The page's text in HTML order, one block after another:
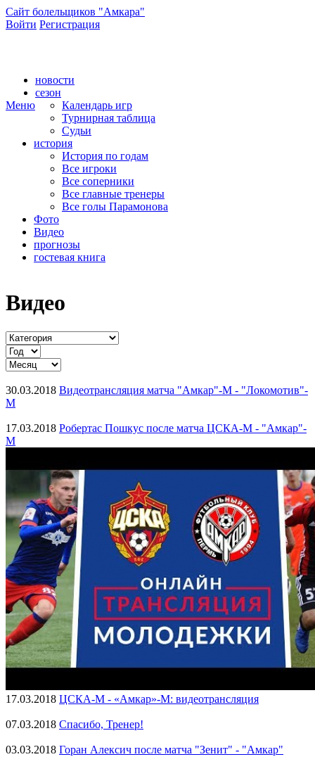
Сайт болельщиков "Амкара"
Войти Регистрация
Меню
новости
сезон
Календарь игр
Турнирная таблица
Судьи
история
История по годам
Все игроки
Все соперники
Все главные тренеры
Все голы Парамонова
Фото
Видео
прогнозы
гостевая книга
Видео
30.03.2018 Видеотрансляция матча "Амкар"-М - "Локомотив"-
М
17.03.2018 Робертас Пошкус после матча ЦСКА-М - "Амкар"-
М
17.03.2018 ЦСКА-М - «Амкар»-М: видеотрансляция
07.03.2018 Спасибо, Тренер!
03.03.2018 Горан Алексич после матча "Зенит" - "Амкар"